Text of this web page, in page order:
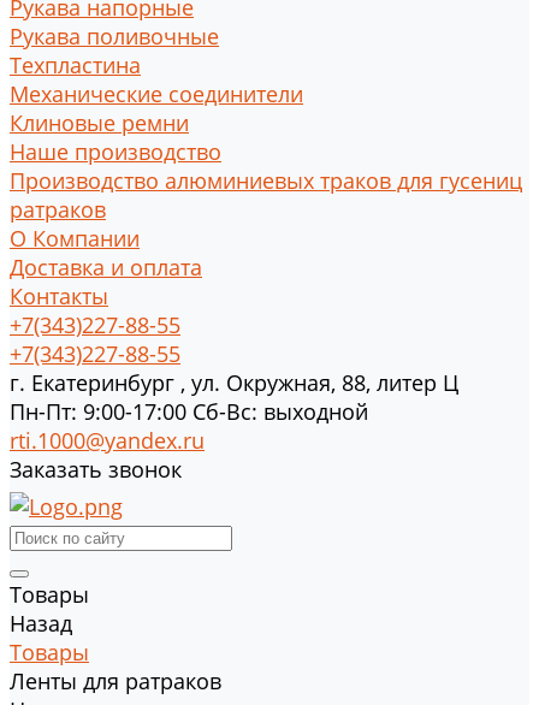
Рукава напорные
Рукава поливочные
Техпластина
Механические соединители
Клиновые ремни
Наше производство
Производство алюминиевых траков для гусениц
ратраков
О Компании
Доставка и оплата
Контакты
+7(343)227-88-55
+7(343)227-88-55
г. Екатеринбург , ул. Окружная, 88, литер Ц
Пн-Пт: 9:00-17:00 Cб-Вс: выходной
rti.1000@yandex.ru
Заказать звонок
Товары
Назад
Товары
Ленты для ратраков